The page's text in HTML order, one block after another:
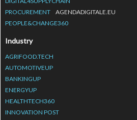
PROCUREMENT
AGENDADIGITALE.EU
PEOPLE&CHANGE360
Industry
AGRIFOOD.TECH
AUTOMOTIVEUP
BANKINGUP
ENERGYUP
HEALTHTECH360
INNOVATION POST